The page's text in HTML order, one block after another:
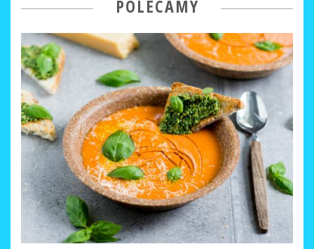
POLECAMY